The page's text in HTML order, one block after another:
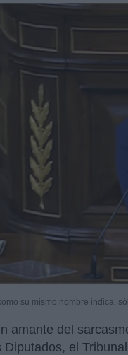
su mismo nombre indica,
amante del
Diputados, el